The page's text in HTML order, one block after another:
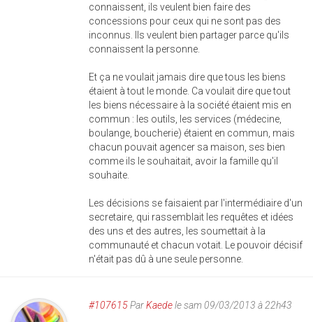
connaissent, ils veulent bien faire des
concessions pour ceux qui ne sont pas des
inconnus. Ils veulent bien partager parce qu'ils
connaissent la personne.
Et ça ne voulait jamais dire que tous les biens
étaient à tout le monde. Ca voulait dire que tout
les biens nécessaire à la société étaient mis en
commun : les outils, les services (médecine,
boulange, boucherie) étaient en commun, mais
chacun pouvait agencer sa maison, ses bien
comme ils le souhaitait, avoir la famille qu'il
souhaite.
Les décisions se faisaient par l'intermédiaire d'un
secretaire, qui rassemblait les requêtes et idées
des uns et des autres, les soumettait à la
communauté et chacun votait. Le pouvoir décisif
n'était pas dû à une seule personne.
#107615ParKaedele sam 09/03/2013 à 22h43